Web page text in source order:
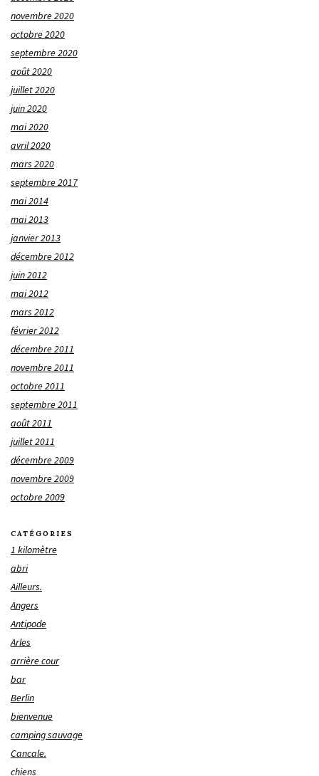
novembre 2020
octobre 2020
septembre 2020
août 2020
juillet 2020
juin 2020
mai 2020
avril 2020
mars 2020
septembre 2017
mai 2014
mai 2013
janvier 2013
décembre 2012
juin 2012
mai 2012
mars 2012
février 2012
décembre 2011
novembre 2011
octobre 2011
septembre 2011
août 2011
juillet 2011
décembre 2009
novembre 2009
octobre 2009
CATÉGORIES
1 kilomètre
abri
Ailleurs.
Angers
Antipode
Arles
arrière cour
bar
Berlin
bienvenue
camping sauvage
Cancale.
chiens